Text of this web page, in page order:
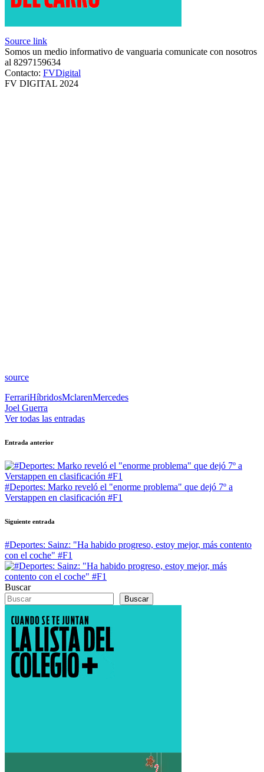
Source link
Somos un medio informativo de vanguaria comunicate con nosotros
al 8297159634
Contacto: FVDigital
FV DIGITAL 2024
source
Etiquetas:
FerrariHíbridosMclarenMercedes
Joel Guerra
Ver todas las entradas
Navegación
de
entradas
Entrada anterior
#Deportes: Marko reveló el "enorme problema" que dejó 7º a
Verstappen en clasificación #F1
Siguiente entrada
#Deportes: Sainz: "Ha habido progreso, estoy mejor, más contento
con el coche" #F1
Buscar
Buscar